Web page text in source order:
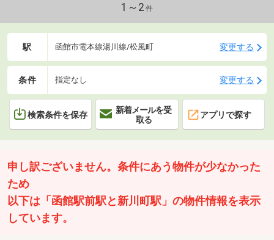
1～2 件
駅 函館市電本線湯川線/松風町 変更する
条件 指定なし 変更する
検索条件を保存
新着メールを受
取る
アプリで探す
申し訳ございません。条件にあう物件が少なかった
ため
以下は「函館駅前駅と新川町駅」の物件情報を表示
しています。